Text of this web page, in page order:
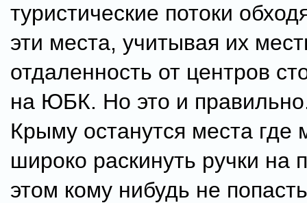
туристические потоки
эти места, учитывая их
отдаленность от центров
на ЮБК. Но это и
Крыму останутся места где
широко раскинуть ручки на
этом кому нибудь не